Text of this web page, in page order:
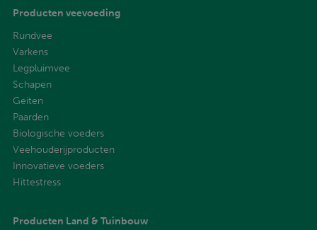
Producten veevoeding
Rundvee
Varkens
Legpluimvee
Schapen
Geiten
Paarden
Biologische voeders
Veehouderijproducten
Innovatieve voeders
Hittestress
Producten Land & Tuinbouw